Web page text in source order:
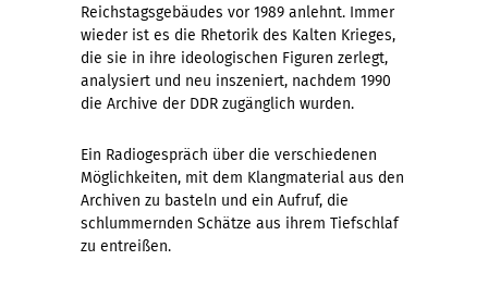
Reichstagsgebäudes vor 1989 anlehnt. Immer
wieder ist es die Rhetorik des Kalten Krieges,
die sie in ihre ideologischen Figuren zerlegt,
analysiert und neu inszeniert, nachdem 1990
die Archive der DDR zugänglich wurden.
Ein Radiogespräch über die verschiedenen
Möglichkeiten, mit dem Klangmaterial aus den
Archiven zu basteln und ein Aufruf, die
schlummernden Schätze aus ihrem Tiefschlaf
zu entreißen. 